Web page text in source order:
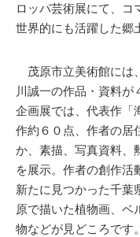
ロッパ芸術展にて、コ
世界的にも活躍した郷
茂原市立美術館には
川誠一の作品・資料が
企画展では、代表作「
作約６０点、作者の居
か、素描、写真資料、
を展示。作者の創作活
新たに見つかった千葉
原で描いた植物画、ベ
物などが見どころです。